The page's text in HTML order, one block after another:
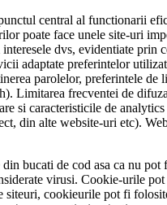
central al functionarii
poate face unele site-uri
dvs, evidentiate
adaptate preferintelor
parolelor, preferintele
frecventei de
si caracteristicile de
din alte website-uri etc).
bucati de cod asa ca nu
virusi. Cookie-urile
cookieurile pot fi